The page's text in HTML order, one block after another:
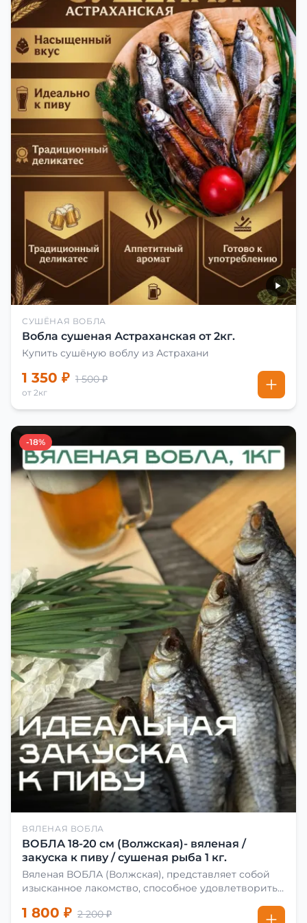
СУШЁНАЯ ВОБЛА
Вобла сушеная Астраханская от 2кг.
Купить сушёную воблу из Астрахани
1 350 ₽ 1 500 ₽
от 2кг
-18%
ВЯЛЕНАЯ ВОБЛА
ВОБЛА 18-20 см (Волжская)- вяленая /
закуска к пиву / сушеная рыба 1 кг.
Вяленая ВОБЛА (Волжская), представляет собой
изысканное лакомство, способное удовлетворить
сделать вяленую воблу, её сначала хорошо солят.
1 800 ₽ 2 200 ₽